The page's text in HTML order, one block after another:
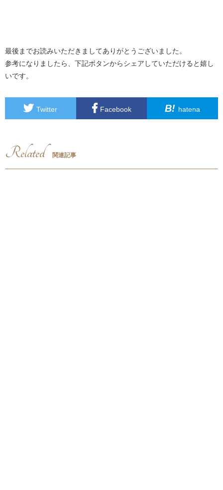
最後までお読みいただきましてありがとうございました。
参考になりましたら、下記ボタンからシェアしていただけると嬉し
いです。
Twitter Facebook B! hatena
Related 関連記事